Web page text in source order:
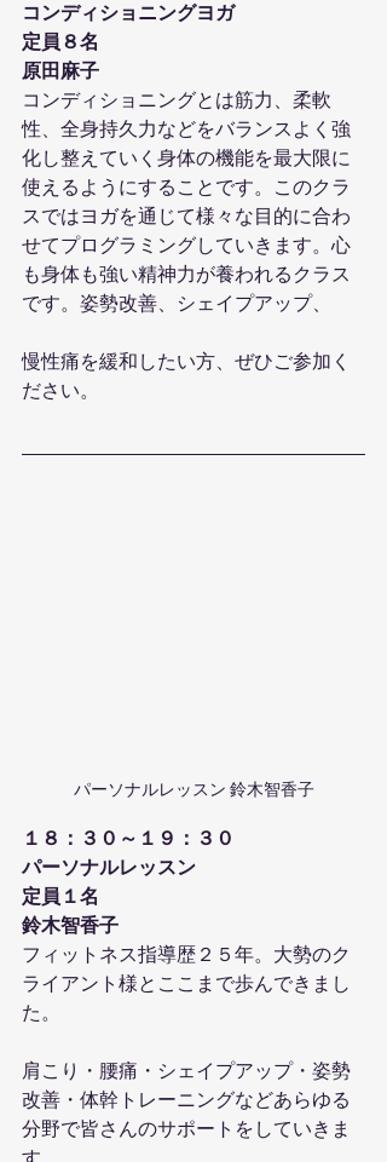
コンディショニングヨガ
定員８名
原田麻子
コンディショニングとは筋力、柔軟
性、全身持久力などをバランスよく強
化し整えていく身体の機能を最大限に
使えるようにすることです。このクラ
スではヨガを通じて様々な目的に合わ
せてプログラミングしていきます。心
も身体も強い精神力が養われるクラス
です。姿勢改善、シェイプアップ、
慢性痛を緩和したい方、ぜひご参加く
ださい。
パーソナルレッスン 鈴木智香子
１８：３０～１９：３０
パーソナルレッスン
定員１名
鈴木智香子
フィットネス指導歴２５年。大勢のク
ライアント様とここまで歩んできまし
た。
肩こり・腰痛・シェイプアップ・姿勢
改善・体幹トレーニングなどあらゆる
分野で皆さんのサポートをしていきま